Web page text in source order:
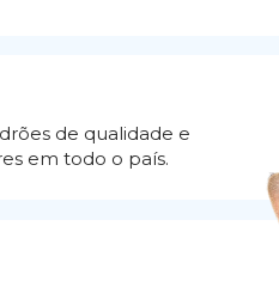
de qualidade e
em todo o país.